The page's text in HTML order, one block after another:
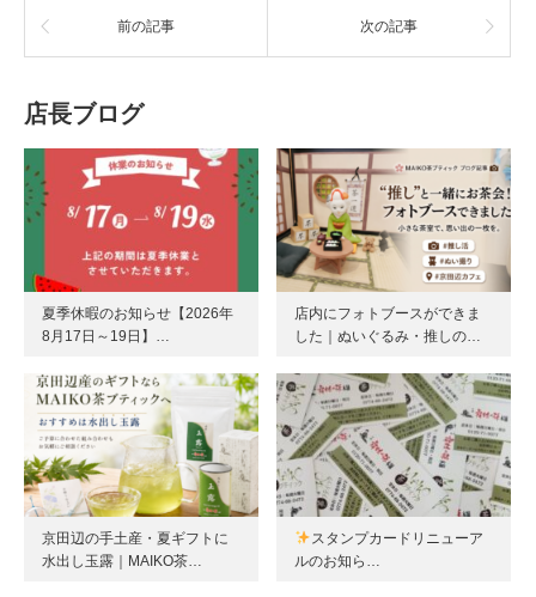
前の記事 次の記事
店長ブログ
夏季休暇のお知らせ【2026年
8月17日～19日】…
店内にフォトブースができま
した｜ぬいぐるみ・推しの…
京田辺の手土産・夏ギフトに
水出し玉露｜MAIKO茶…
スタンプカードリニューア
ルのお知ら…